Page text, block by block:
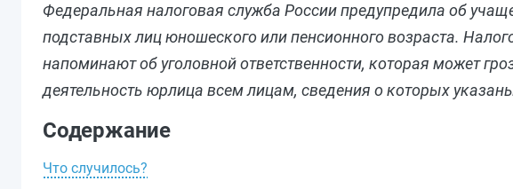
Федеральная налоговая служба России предупредила об
подставных лиц юношеского или пенсионного возраста.
напоминают об уголовной ответственности, которая может
деятельность юрлица всем лицам, сведения о которых
Содержание
Что случилось?